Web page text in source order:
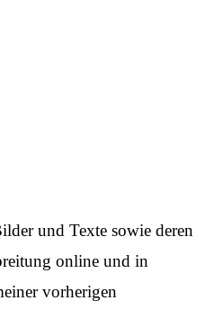
und Texte sowie deren
online und in
vorherigen